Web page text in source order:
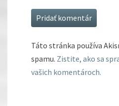
Táto stránka používa
spamu. Zistite, ako sa
vašich komentároch.